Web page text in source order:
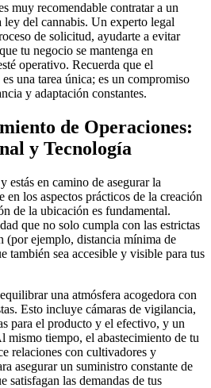
muy recomendable contratar a un
ley del cannabis. Un experto legal
de solicitud, ayudarte a evitar
tu negocio se mantenga en
operativo. Recuerda que el
una tarea única; es un compromiso
y adaptación constantes.
de Operaciones:
y Tecnología
estás en camino de asegurar la
en los aspectos prácticos de la creación
de la ubicación es fundamental.
que no solo cumpla con las estrictas
(por ejemplo, distancia mínima de
también sea accesible y visible para tus
una atmósfera acogedora con
Esto incluye cámaras de vigilancia,
para el producto y el efectivo, y un
mismo tiempo, el abastecimiento de tu
relaciones con cultivadores y
asegurar un suministro constante de
satisfagan las demandas de tus